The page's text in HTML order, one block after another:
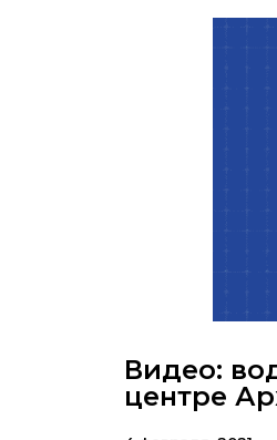
Видео:
центре